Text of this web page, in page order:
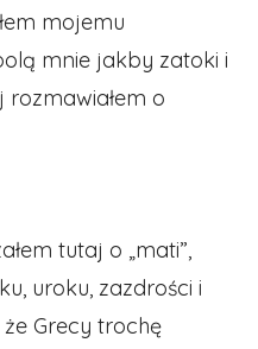
mojemu
mnie jakby zatoki i
rozmawiałem o
tutaj o „mati”,
uroku, zazdrości i
że Grecy trochę